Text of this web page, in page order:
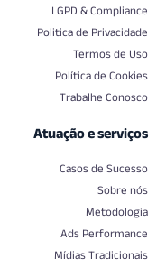
LGPD &
Politica de
Política
Trabalhe
Atuação e
Casos de
Ads
Mídias